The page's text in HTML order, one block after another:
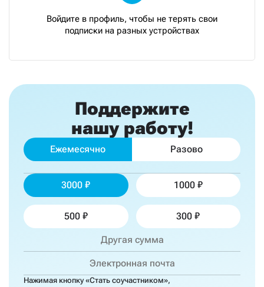
Войдите в профиль, чтобы не терять свои
подписки на разных устройствах
Поддержите
нашу работу!
Ежемесячно Разово
3000 1000
500 300
Нажимая кнопку «Стать соучастником»,